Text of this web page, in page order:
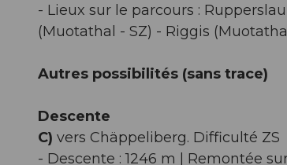
- Lieux sur le parcours :
(Muotathal - SZ) - Riggis
Autres possibilités (sans trace)
Descente
C) vers Chäppeliberg. Difficulté ZS
- Descente : 1246 m | Remontée